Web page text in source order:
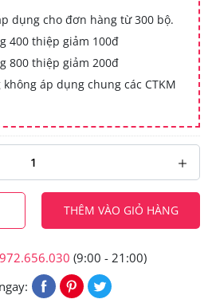
dụng cho đơn hàng từ 300 bộ.
400 thiệp giảm 100đ
800 thiệp giảm 200đ
áp dụng chung các CTKM
THÊM VÀO GIỎ HÀNG
(9:00 - 21:00)